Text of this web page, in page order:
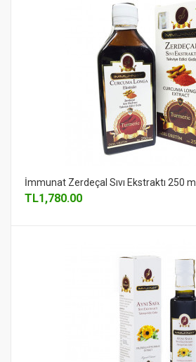
İmmunat Zerdeçal Sıvı Ekstraktı 250 ml
TL1,780.00